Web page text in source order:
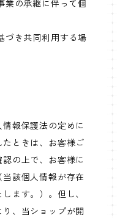
業の承継に伴って個
づき共同利用する場
報保護法の定めに
ときは、お客様ご
の上で、お客様に
該個人情報が存在
ます。）。但し、
、当ショップが開